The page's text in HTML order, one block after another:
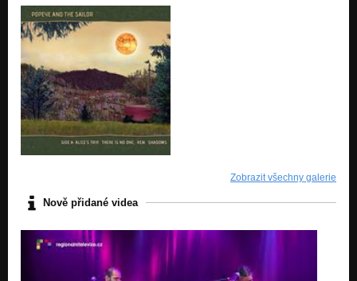
Zobrazit všechny galerie
Nově přidané videa